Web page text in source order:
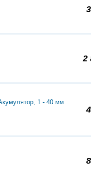
2
1 - 40 мм